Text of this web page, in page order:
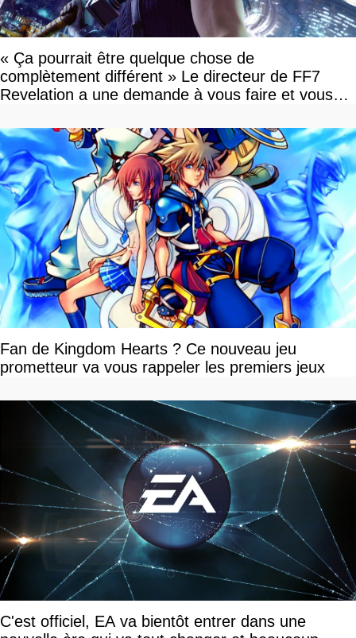
« Ça pourrait être quelque chose de
complètement différent » Le directeur de FF7
Revelation a une demande à vous faire et vous
Fan de Kingdom Hearts ? Ce nouveau jeu
prometteur va vous rappeler les premiers jeux
C'est officiel, EA va bientôt entrer dans une